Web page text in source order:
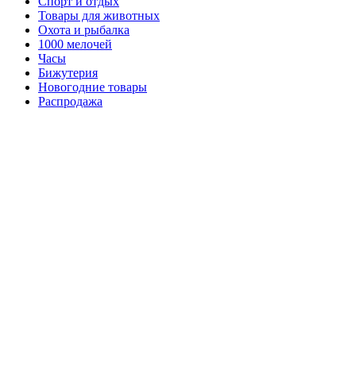
Товары для животных
Охота и рыбалка
1000 мелочей
Часы
Бижутерия
Новогодние товары
Распродажа